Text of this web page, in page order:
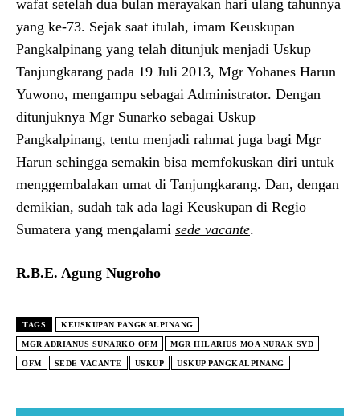
wafat setelah dua bulan merayakan hari ulang tahunnya
yang ke-73. Sejak saat itulah, imam Keuskupan
Pangkalpinang yang telah ditunjuk menjadi Uskup
Tanjungkarang pada 19 Juli 2013, Mgr Yohanes Harun
Yuwono, mengampu sebagai Administrator. Dengan
ditunjuknya Mgr Sunarko sebagai Uskup
Pangkalpinang, tentu menjadi rahmat juga bagi Mgr
Harun sehingga semakin bisa memfokuskan diri untuk
menggembalakan umat di Tanjungkarang. Dan, dengan
demikian, sudah tak ada lagi Keuskupan di Regio
Sumatera yang mengalami sede vacante.
R.B.E. Agung Nugroho
TAGS KEUSKUPAN PANGKALPINANG
MGR ADRIANUS SUNARKO OFM MGR HILARIUS MOA NURAK SVD
OFM SEDE VACANTE USKUP USKUP PANGKALPINANG